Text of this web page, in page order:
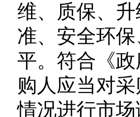
维、质保、
准、安全环
平。符合《
购人应当对
情况进行市